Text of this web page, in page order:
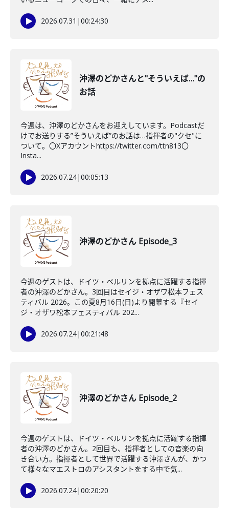
2026.07.31 |00:24:30
沖澤のどかさんと"そういえば…"の
お話
今週は、沖澤のどかさんをお迎えしています。Podcastだ
けでお送りする”そういえば”のお話は…指揮者の"クセ"に
ついて。〇Xアカウントhttps://twitter.com/ttn813〇
Insta...
2026.07.24|00:05:13
沖澤のどかさん Episode_3
今週のゲストは、ドイツ・ベルリンを拠点に活躍する指揮
者の沖澤のどかさん。3回目はセイジ・オザワ松本フェス
ティバル 2026。この夏8月16日(日)より開幕する『セイ
ジ・オザワ松本フェスティバル 202...
2026.07.24|00:21:48
沖澤のどかさん Episode_2
今週のゲストは、ドイツ・ベルリンを拠点に活躍する指揮
者の沖澤のどかさん。2回目も、指揮者としての音楽の向
き合い方。指揮者として世界で活躍する沖澤さんが、かつ
て様々なマエストロのアシスタントをする中で気...
2026.07.24|00:20:20